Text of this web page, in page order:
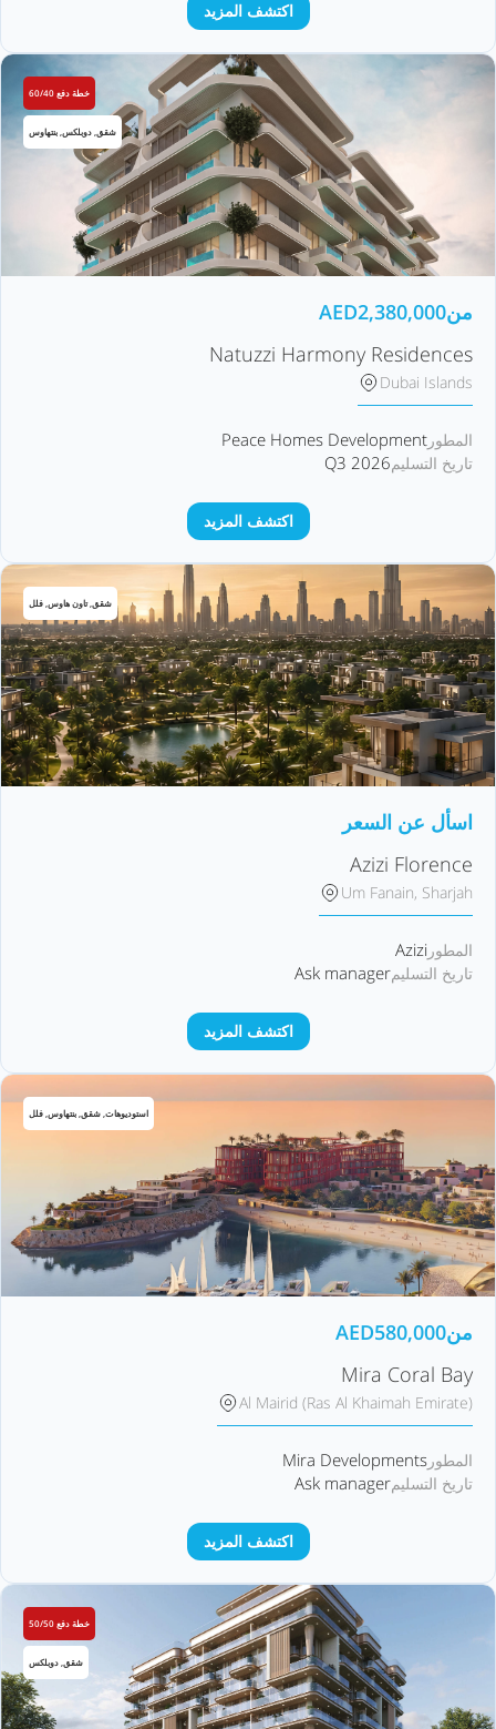
اكتشف المزيد
خطة دفع 60/40
شقق, دوبلكس, بنتهاوس
من AED2,380,000
Natuzzi Harmony Residences
Dubai Islands
المطور Peace Homes Development
تاريخ التسليمQ3 2026
اكتشف المزيد
شقق, تاون هاوس, فلل
اسأل عن السعر
Azizi Florence
Um Fanain, Sharjah
المطور Azizi
تاريخ التسليمAsk manager
اكتشف المزيد
استوديوهات, شقق, بنتهاوس, فلل
من AED580,000
Mira Coral Bay
Al Mairid (Ras Al Khaimah Emirate)
المطور Mira Developments
تاريخ التسليمAsk manager
اكتشف المزيد
خطة دفع 50/50
شقق, دوبلكس